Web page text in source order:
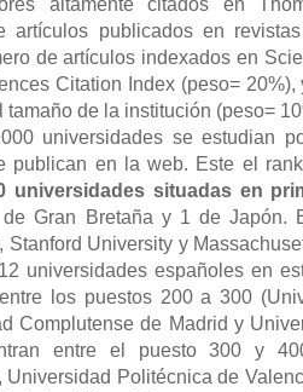
artículos publicados en
de artículos indexados en
Citation Index (peso=
tamaño de la institución (peso=
universidades se estudian
publican en la web. Este el
universidades situadas en
Gran Bretaña y 1 de Japón.
Stanford University y
universidades españoles en
los puestos 200 a 300
Complutense de Madrid y
entre el puesto 300 y
Universidad Politécnica de